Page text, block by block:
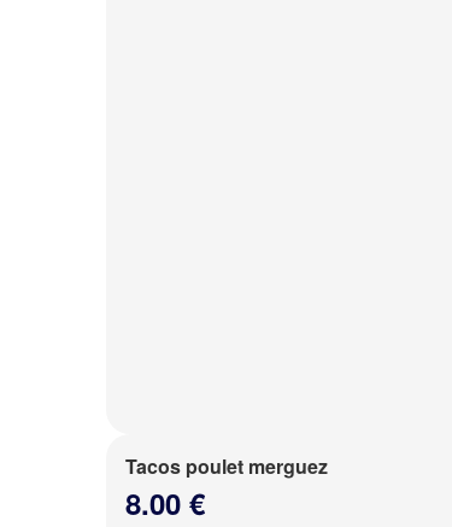
Tacos poulet merguez
8.00 €